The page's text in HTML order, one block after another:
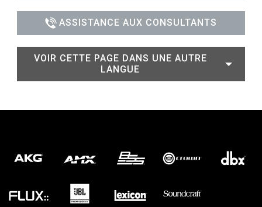
ASSISTANCE AUX CONSULTANTS
VOIR CETTE PAGE DANS UNE AUTRE
LANGUE